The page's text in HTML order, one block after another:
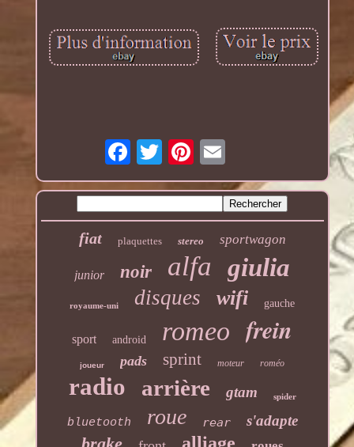
fiat plaquettes stereo sportwagon
junior noir alfa giulia
royaume-uni disques wifi gauche
sport android romeo frein
joueur pads sprint moteur roméo
radio arrière gtam spider
bluetooth roue rear s'adapte
alliage